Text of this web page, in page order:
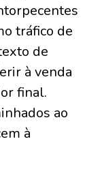
tráfico de
de
à venda
final.
ao
à